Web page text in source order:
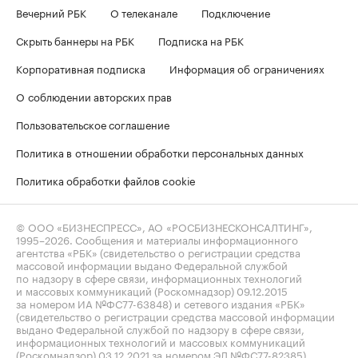
Вечерний РБК О телеканале
Подключение
Скрыть баннеры на РБК
Подписка на РБК
Корпоративная подписка
Информация об ограничениях
О соблюдении авторских прав
Пользовательское соглашение
Политика в отношении обработки персональных данных
Политика обработки файлов cookie
© ООО «БИЗНЕСПРЕСС», АО «РОСБИЗНЕСКОНСАЛТИНГ»,
1995–2026 . Сообщения и материалы информационного
агентства «РБК» (свидетельство о регистрации средства
массовой информации выдано Федеральной службой
по надзору в сфере связи, информационных технологий
и массовых коммуникаций (Роскомнадзор) 09.12.2015
за номером ИА №ФС77-63848) и сетевого издания «РБК»
(свидетельство о регистрации средства массовой информации
выдано Федеральной службой по надзору в сфере связи,
информационных технологий и массовых коммуникаций
(Роскомнадзор) 03.12.2021 за номером ЭЛ №ФС77-82385)